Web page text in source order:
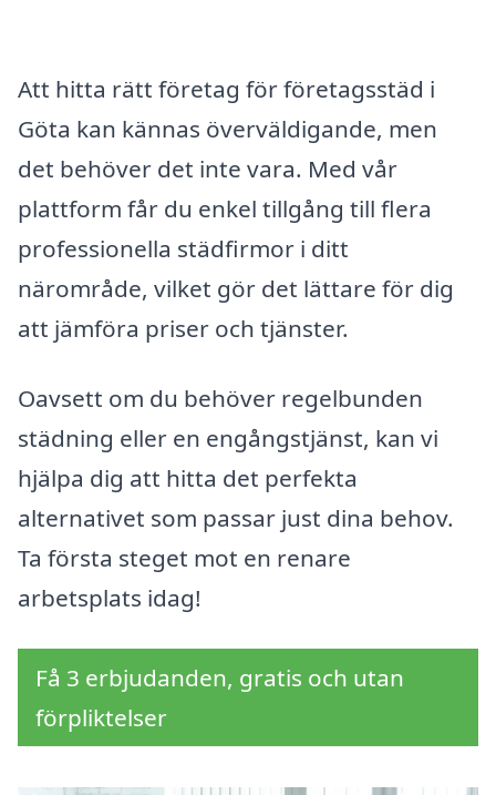
Att hitta rätt företag för företagsstäd i
Göta kan kännas överväldigande, men
det behöver det inte vara. Med vår
plattform får du enkel tillgång till flera
professionella städfirmor i ditt
närområde, vilket gör det lättare för dig
att jämföra priser och tjänster.
Oavsett om du behöver regelbunden
städning eller en engångstjänst, kan vi
hjälpa dig att hitta det perfekta
alternativet som passar just dina behov.
Ta första steget mot en renare
arbetsplats idag!
Få 3 erbjudanden, gratis och utan
förpliktelser